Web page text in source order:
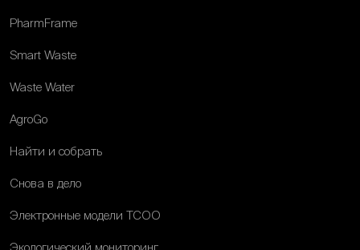
PharmFrame
Smart Waste
Waste Water
AgroGo
Найти и собрать
Снова в дело
Электронные модели ТСОО